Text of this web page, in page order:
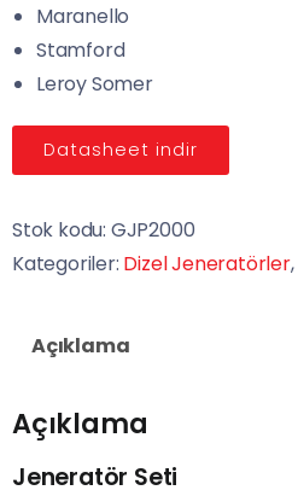
Maranello
Stamford
Leroy Somer
Datasheet indir
Stok kodu: GJP2000
Kategoriler: Dizel Jeneratörler,
Açıklama
Açıklama
Jeneratör Seti